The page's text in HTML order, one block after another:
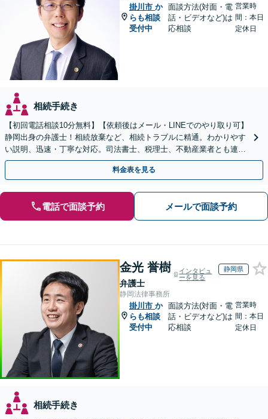
掛川市 か
らも相談
受付中
面談方法(対面・電
話・ビデオなど)は
応相談
営業時
間：本日
定休日
相続手続き
【初回電話相談10分無料】【依頼後はメール・LINEでのやり取り可】
静岡出身の弁護士！相続放棄など、相続トラブルに精通。わかりやす
い説明、迅速・丁寧な対応。司法書士、税理士、不動産業者とも連携
し、遺産相続をトータルサポート【完全個室相談】
料金表を見る
電話で面談予約 メールで面談予約
金光 誉樹
弁護士
インタビュ
ーを見る
静岡県
静岡法律事務所
掛川市 か
らも相談
受付中
面談方法(対面・電
話・ビデオなど)は
応相談
営業時
間：本日
定休日
相続手続き